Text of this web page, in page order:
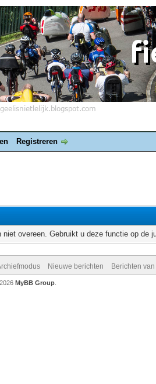
Registreren
niet overeen. Gebruikt u deze functie op de
Nieuwe berichten Berichten
MyBB Group